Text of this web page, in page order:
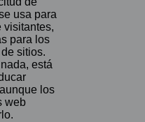
usa para
visitantes,
para los
sitios.
está
los
web